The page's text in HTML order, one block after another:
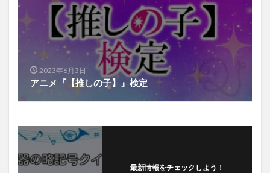
2023年6月3日
アニメ『【推しの子】』検定
最新情報をチェックしよう！